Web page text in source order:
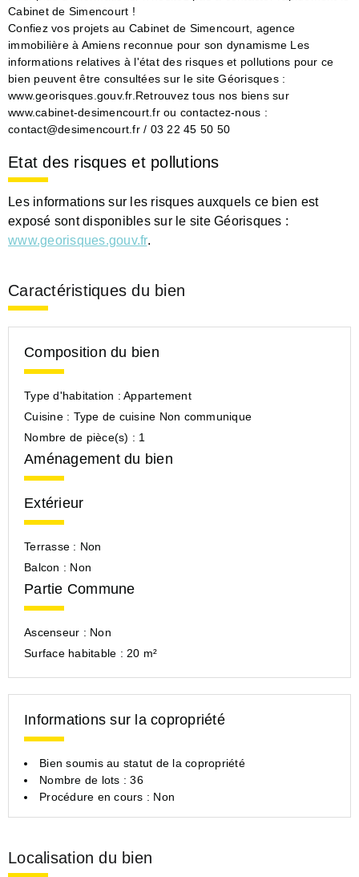
Cabinet de Simencourt !
Confiez vos projets au Cabinet de Simencourt, agence
immobilière à Amiens reconnue pour son dynamisme Les
informations relatives à l'état des risques et pollutions pour ce
bien peuvent être consultées sur le site Géorisques :
www.georisques.gouv.fr.Retrouvez tous nos biens sur
www.cabinet-desimencourt.fr ou contactez-nous :
contact@desimencourt.fr / 03 22 45 50 50
Etat des risques et pollutions
Les informations sur les risques auxquels ce bien est
exposé sont disponibles sur le site Géorisques :
www.georisques.gouv.fr.
Caractéristiques du bien
Composition du bien
Type d'habitation : Appartement
Cuisine : Type de cuisine Non communique
Nombre de pièce(s) : 1
Aménagement du bien
Extérieur
Terrasse : Non
Balcon : Non
Partie Commune
Ascenseur : Non
Surface habitable : 20 m²
Informations sur la copropriété
Bien soumis au statut de la copropriété
Nombre de lots : 36
Procédure en cours : Non
Localisation du bien